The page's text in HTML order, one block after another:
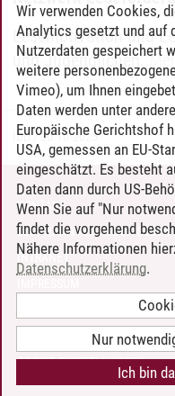
Lesemotivation und
und Jugendlichen.
IDD/30.10.2025
KONTAKT
LEUPHANA ALS ARBEITGEBER
INTRANET
BARRIEREFREIHEIT
COOKIE-EINSTELLUNGEN
Wir verwenden Cookies,
Analytics gesetzt und auf
Nutzerdaten gespeichert
weitere
Vimeo), um Ihnen
Daten werden unter
Europäische Gerichtshof
USA, gemessen an EU-
eingeschätzt. Es besteht
Daten dann durch US-
Wenn Sie auf "Nur
findet die vorgehend
Nähere Informationen
Datenschutzerklärung.
Nur
Ich bin